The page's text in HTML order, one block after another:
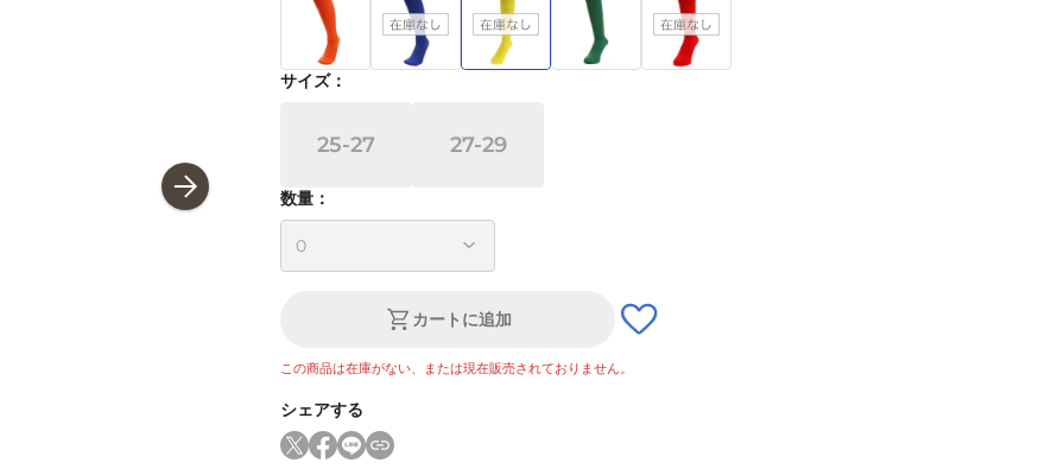
サイズ：
25-27 27-29
数量：
カートに追加
この商品は在庫がない、または現在販売されておりません。
シェアする